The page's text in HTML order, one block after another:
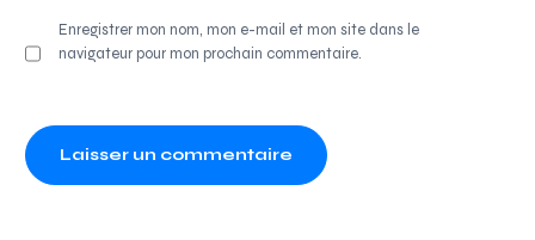
Enregistrer mon nom, mon e-mail et mon site dans le
navigateur pour mon prochain commentaire.